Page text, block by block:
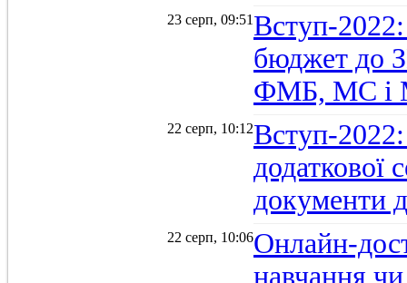
23 серп, 09:51 Вступ-
бюджет до
ФМБ, МС і
22 серп, 10:12Вступ-
додаткової
документи
22 серп, 10:06Онлайн-
навчання